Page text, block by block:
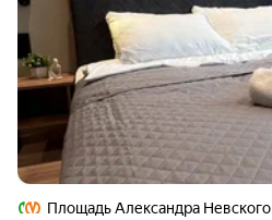
Площадь Александра Невского